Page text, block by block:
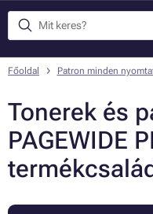
Főoldal Patron minden
Tonerek és
PAGEWIDE